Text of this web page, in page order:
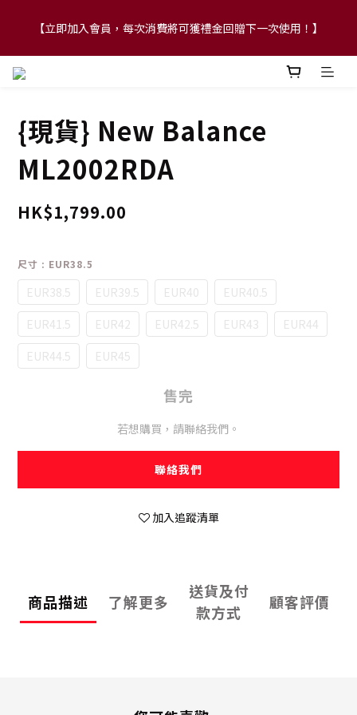
【FLASH SALE 兩件指定現貨產品即享88折】
【立即加入會員，每次消費將可獲禮金回贈下一次使用！】
【FLASH SALE 兩件指定現貨產品即享88折】
{現貨} New Balance
ML2002RDA
HK$1,799.00
尺寸 : EUR38.5
EUR38.5 EUR39.5 EUR40
EUR40.5
EUR41.5
EUR42 EUR42.5 EUR43
EUR44
EUR44.5
EUR45
售完
若想購買，請聯絡我們。
聯絡我們
加入追蹤清單
商品描述 了解更多
送貨及付
款方式
顧客評價